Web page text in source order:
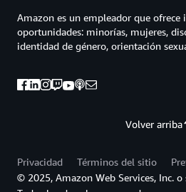
Volver arriba
Amazon es un empleador que ofrece
oportunidades: minorías, mujeres,
identidad de género, orientación
Privacidad Términos del sitio
© 2025, Amazon Web Services, Inc. o